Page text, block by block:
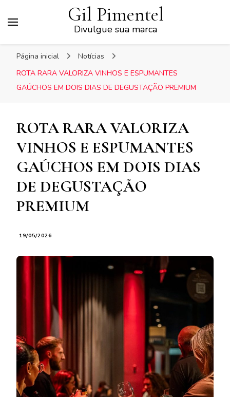
Gil Pimentel
Divulgue sua marca
Página inicial
Notícias
ROTA RARA VALORIZA VINHOS E ESPUMANTES
GAÚCHOS EM DOIS DIAS DE DEGUSTAÇÃO PREMIUM
ROTA RARA VALORIZA
VINHOS E ESPUMANTES
GAÚCHOS EM DOIS DIAS
DE DEGUSTAÇÃO
PREMIUM
19/05/2026